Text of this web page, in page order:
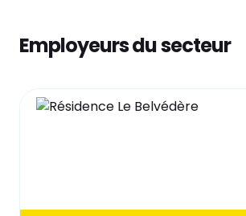
Employeurs du secteur